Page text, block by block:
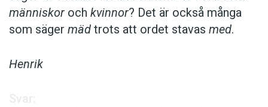
Skrivtips
Kviss
människor och kvinnor? Det är också många
som säger mäd trots att ordet stavas med.
Henrik